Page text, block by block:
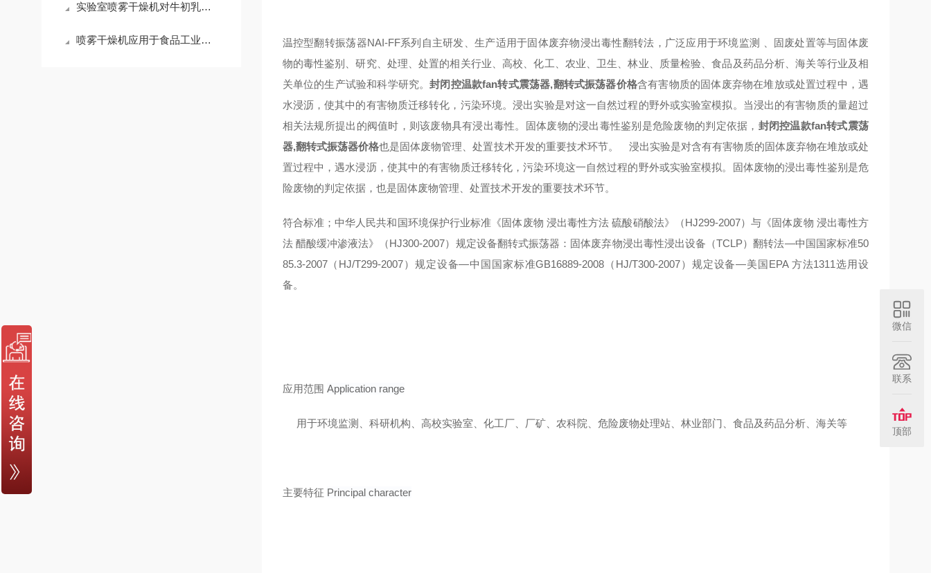
实验室喷雾干燥机对牛初乳干燥性能
喷雾干燥机应用于食品工业椰子粉
温控型翻转振荡器NAI-FF系列自主研发、生产适用于固体废弃物浸出毒性翻转法，广泛应用于环境监测 、固废处置等与固体废
物的毒性鉴别、研究、处理、处置的相关行业、高校、化工、农业、卫生、林业、质量检验、食品及药品分析、海关等行业及相
关单位的生产试验和科学研究。封闭控温款fan转式震荡器,翻转式振荡器价格含有害物质的固体废弃物在堆放或处置过程中，遇
水浸沥，使其中的有害物质迁移转化，污染环境。浸出实验是对这一自然过程的野外或实验室模拟。当浸出的有害物质的量超过
相关法规所提出的阀值时，则该废物具有浸出毒性。固体废物的浸出毒性鉴别是危险废物的判定依据， 封闭控温款fan转式震荡
器,翻转式振荡器价格也是固体废物管理、处置技术开发的重要技术环节。 浸出实验是对含有有害物质的固体废弃物在堆放或处
置过程中，遇水浸沥，使其中的有害物质迁移转化，污染环境这一自然过程的野外或实验室模拟。固体废物的浸出毒性鉴别是危
险废物的判定依据，也是固体废物管理、处置技术开发的重要技术环节。
符合标准；中华人民共和国环境保护行业标准《固体废物 浸出毒性方法 硫酸硝酸法》（HJ299-2007）与《固体废物 浸出毒性方
法 醋酸缓冲渗液法》（HJ300-2007）规定设备翻转式振荡器：固体废弃物浸出毒性浸出设备（TCLP）翻转法—中国国家标准50
85.3-2007（HJ/T299-2007）规定设备—中国国家标准GB16889-2008（HJ/T300-2007）规定设备—美国EPA 方法1311选用设
备。
应用范围 Application range
用于环境监测、科研机构、高校实验室、化工厂、厂矿、农科院、危险废物处理站、林业部门、食品及药品分析、海关等
主要特征 Principal character
微信
联系
顶部